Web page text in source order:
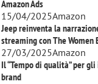
Amazon Ads
15/04/2025Amazon
Jeep reinventa la
streaming conThe Women
27/03/2025Amazon
Il “Tempo di qualità” per
brand